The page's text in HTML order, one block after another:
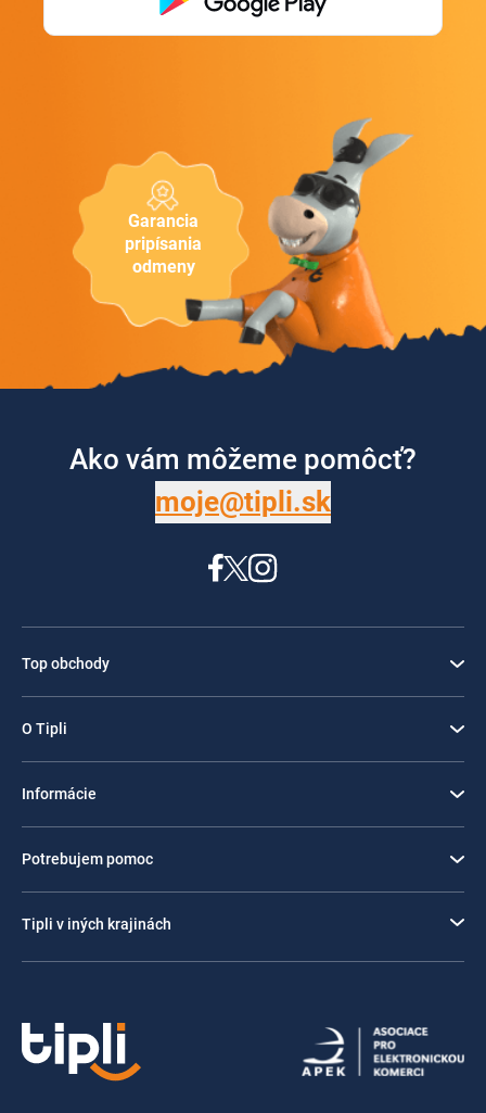
Garancia
pripísania
odmeny
Ako vám môžeme pomôcť?
moje@tipli.sk
Top obchody
O Tipli
Informácie
Potrebujem pomoc
Tipli v iných krajinách